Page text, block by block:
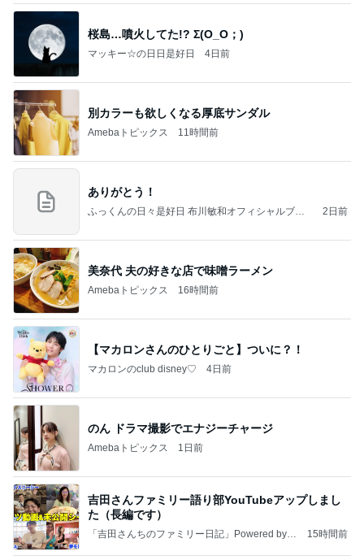
桜島…噴火してた!? Σ(O_O；)
マッキー☆の日日是好日 4日前
別カラーも欲しくなる厚底サンダル
Amebaトピックス 11時間前
ありがとう！
ふっくんの日々是好日 布川敏和オフィシャルブロ
2日前
美奈代 夫の好きな店で味噌ラーメン
Amebaトピックス 16時間前
【マカロンさんのひとりごと】ついに？！
マカロンのclub disney♡ 4日前
のん ドラマ撮影でエナジーチャージ
Amebaトピックス 1日前
吉田さんファミリー語り部YouTubeアップしまし
た（長編です）
「吉田さんちのファミリー日記」Powered by A
15時間前